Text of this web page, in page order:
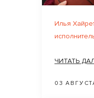
Илья
ЧИТАТЬ
03